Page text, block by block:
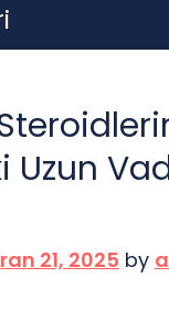
Uzun
21, 2025 by